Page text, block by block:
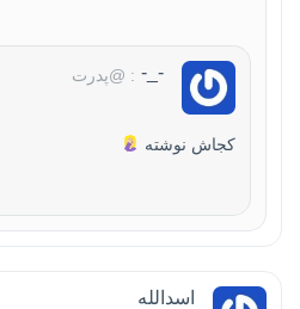
-_- : @پدرت
کجاش نوشته
اسدالله